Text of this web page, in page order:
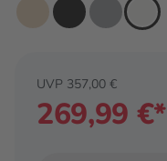
269,99 €*
UVP 357,00 €